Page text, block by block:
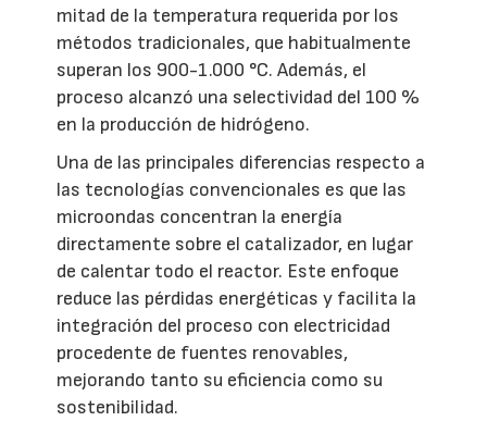
mitad de la temperatura requerida por los
métodos tradicionales, que habitualmente
superan los 900-1.000 °C. Además, el
proceso alcanzó una selectividad del 100 %
en la producción de hidrógeno.
Una de las principales diferencias respecto a
las tecnologías convencionales es que las
microondas concentran la energía
directamente sobre el catalizador, en lugar
de calentar todo el reactor. Este enfoque
reduce las pérdidas energéticas y facilita la
integración del proceso con electricidad
procedente de fuentes renovables,
mejorando tanto su eficiencia como su
sostenibilidad.